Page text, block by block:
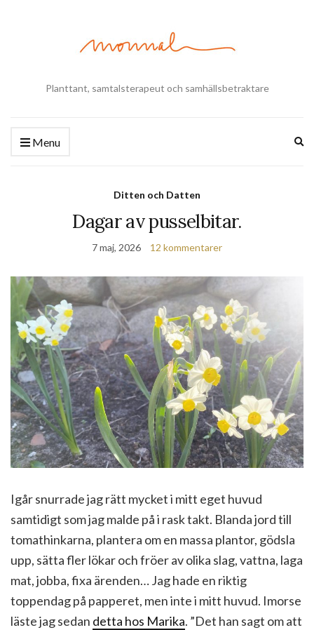
Planttant, samtalsterapeut och samhällsbetraktare
Menu
Ditten och Datten
Dagar av pusselbitar.
7 maj, 2026 12 kommentarer
Igår snurrade jag rätt mycket i mitt eget huvud
samtidigt som jag malde på i rask takt. Blanda jord till
tomathinkarna, plantera om en massa plantor, gödsla
upp, sätta fler lökar och fröer av olika slag, vattna, laga
mat, jobba, fixa ärenden… Jag hade en riktig
toppendag på papperet, men inte i mitt huvud. Imorse
läste jag sedan detta hos Marika. ”Det han sagt om att